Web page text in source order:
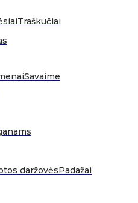
Traškučiai
Savaime
daržovėsPadažai